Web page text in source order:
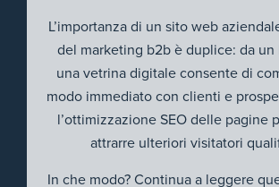
L’importanza di un sito web
del marketing b2b è duplice: da un
una vetrina digitale consente di
modo immediato con clienti e
l’ottimizzazione SEO delle pagine
attrarre ulteriori visitatori
In che modo? Continua a leggere